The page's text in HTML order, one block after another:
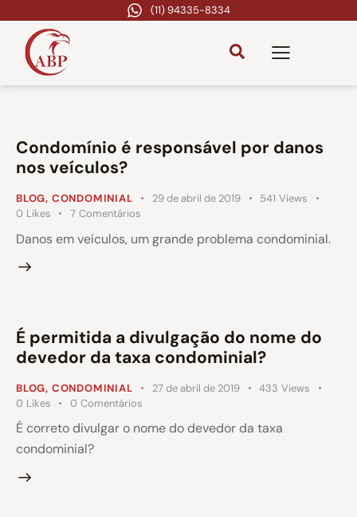
(11) 94335-8334
Condomínio é responsável por danos
nos veículos?
BLOG, CONDOMINIAL 29 de abril de 2019 541 Views
0 Likes 7 Comentários
Danos em veículos, um grande problema condominial.
É permitida a divulgação do nome do
devedor da taxa condominial?
BLOG, CONDOMINIAL 27 de abril de 2019 433 Views
0 Likes 0 Comentários
É correto divulgar o nome do devedor da taxa
condominial?